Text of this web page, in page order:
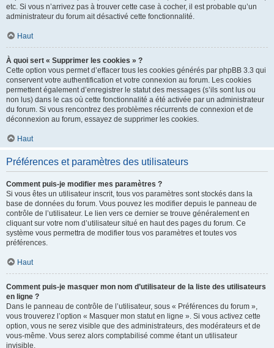
etc. Si vous n’arrivez pas à trouver cette case à cocher, il est probable qu’un
administrateur du forum ait désactivé cette fonctionnalité.
Haut
À quoi sert « Supprimer les cookies » ?
Cette option vous permet d’effacer tous les cookies générés par phpBB 3.3 qui
conservent votre authentification et votre connexion au forum. Les cookies
permettent également d’enregistrer le statut des messages (s’ils sont lus ou
non lus) dans le cas où cette fonctionnalité a été activée par un administrateur
du forum. Si vous rencontrez des problèmes récurrents de connexion et de
déconnexion au forum, essayez de supprimer les cookies.
Haut
Préférences et paramètres des utilisateurs
Comment puis-je modifier mes paramètres ?
Si vous êtes un utilisateur inscrit, tous vos paramètres sont stockés dans la
base de données du forum. Vous pouvez les modifier depuis le panneau de
contrôle de l’utilisateur. Le lien vers ce dernier se trouve généralement en
cliquant sur votre nom d’utilisateur situé en haut des pages du forum. Ce
système vous permettra de modifier tous vos paramètres et toutes vos
préférences.
Haut
Comment puis-je masquer mon nom d’utilisateur de la liste des utilisateurs
en ligne ?
Dans le panneau de contrôle de l’utilisateur, sous « Préférences du forum »,
vous trouverez l’option « Masquer mon statut en ligne ». Si vous activez cette
option, vous ne serez visible que des administrateurs, des modérateurs et de
vous-même. Vous serez alors comptabilisé comme étant un utilisateur
invisible.